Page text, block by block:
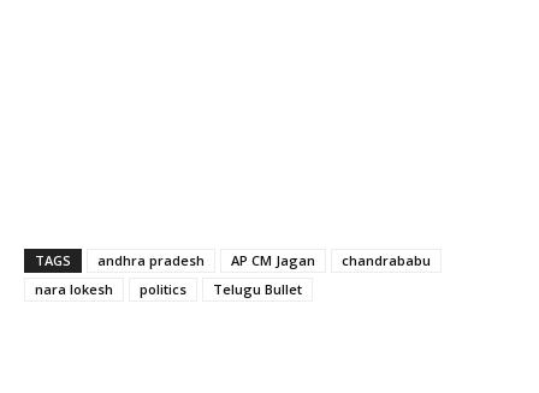
TAGS andhra pradesh AP CM Jagan
chandrababu
nara lokesh
politics Telugu Bullet